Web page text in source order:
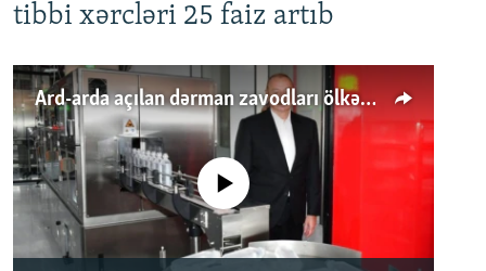
tibbi xərcləri 25 faiz artıb
Ard-arda açılan dərman zavodları ölkənin tələbatını ödəyirmi?
No media source currently available